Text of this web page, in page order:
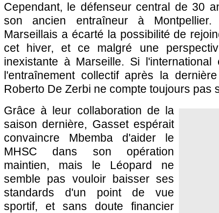
Cependant, le défenseur central de 30
son ancien entraîneur à
Marseillais a écarté la possibilité de
cet hiver, et ce malgré une
inexistante à Marseille. Si l'international
l'entraînement collectif après la
Roberto De Zerbi ne compte toujours pas
Grâce à leur collaboration de la
saison dernière, Gasset espérait
convaincre Mbemba d'aider le
MHSC dans son opération
maintien, mais le Léopard ne
semble pas vouloir baisser ses
standards d'un point de vue
sportif, et sans doute financier